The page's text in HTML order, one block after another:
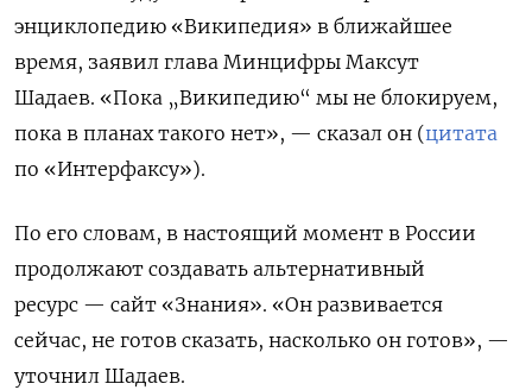
энциклопедию «Википедия» в ближайшее
время, заявил глава Минцифры Максут
Шадаев. «Пока „Википедию“ мы не блокируем,
пока в планах такого нет», — сказал он (цитата
по «Интерфаксу»).
По его словам, в настоящий момент в России
продолжают создавать альтернативный
ресурс — сайт «Знания». «Он развивается
сейчас, не готов сказать, насколько он готов», —
уточнил Шадаев.